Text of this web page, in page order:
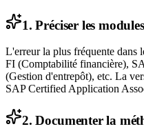
1. Préciser les
L'erreur la plus fréquente dans
FI (Comptabilité financière),
(Gestion d'entrepôt), etc. La
SAP Certified Application
2. Documenter la